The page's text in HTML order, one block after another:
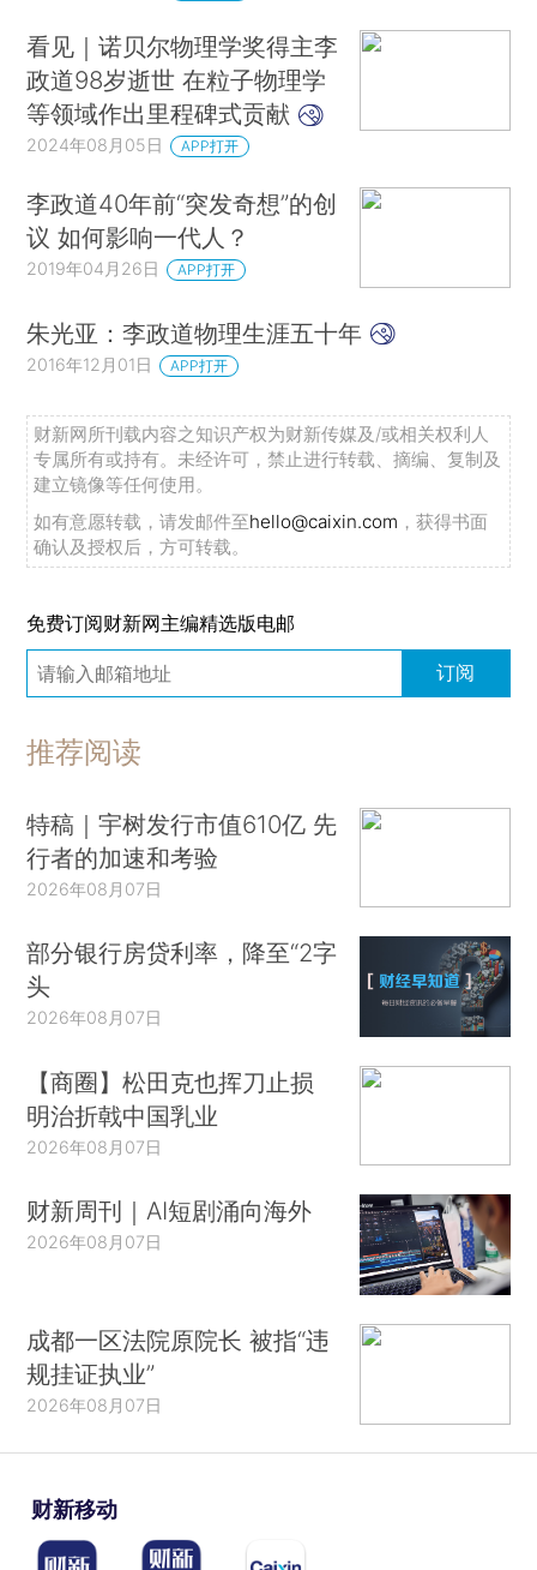
看见｜诺贝尔物理学奖得主李
政道98岁逝世 在粒子物理学
等领域作出里程碑式贡献
2024年08月05日 APP打开
李政道40年前“突发奇想”的创
议 如何影响一代人？
2019年04月26日 APP打开
朱光亚：李政道物理生涯五十年
2016年12月01日 APP打开
财新网所刊载内容之知识产权为财新传媒及/或相关权利人
专属所有或持有。未经许可，禁止进行转载、摘编、复制及
建立镜像等任何使用。
如有意愿转载，请发邮件至hello@caixin.com ，获得书面
确认及授权后，方可转载。
免费订阅财新网主编精选版电邮
订阅
推荐阅读
特稿｜宇树发行市值610亿 先
行者的加速和考验
2026年08月07日
部分银行房贷利率，降至“2字
头
2026年08月07日
【商圈】松田克也挥刀止损
明治折戟中国乳业
2026年08月07日
财新周刊｜AI短剧涌向海外
2026年08月07日
成都一区法院原院长 被指“违
规挂证执业”
2026年08月07日
财新移动